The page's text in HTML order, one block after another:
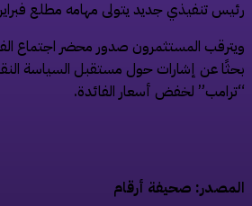
تنفيذي جديد يتولى مهامه مطلع فبراير.
المستثمرون صدور محضر اجتماع
عن إشارات حول مستقبل السياسة
لخفض أسعار الفائدة.
صحيفة أرقام